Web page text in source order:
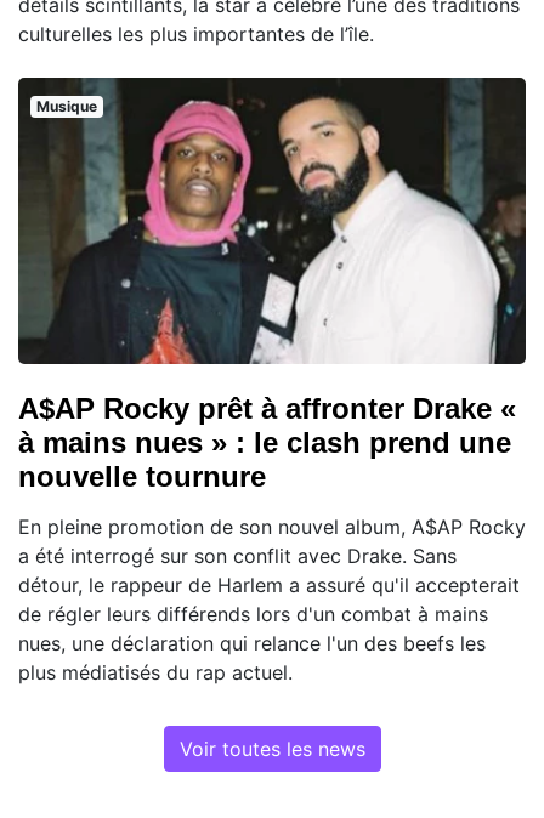
détails scintillants, la star a célébré l’une des traditions
culturelles les plus importantes de l’île.
Musique
A$AP Rocky prêt à affronter Drake «
à mains nues » : le clash prend une
nouvelle tournure
En pleine promotion de son nouvel album, A$AP Rocky
a été interrogé sur son conflit avec Drake. Sans
détour, le rappeur de Harlem a assuré qu'il accepterait
de régler leurs différends lors d'un combat à mains
nues, une déclaration qui relance l'un des beefs les
plus médiatisés du rap actuel.
Voir toutes les news